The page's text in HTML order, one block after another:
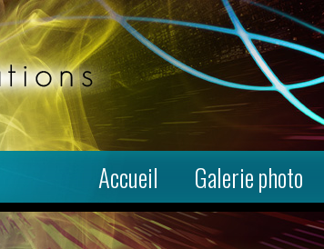
Accueil Galerie photo